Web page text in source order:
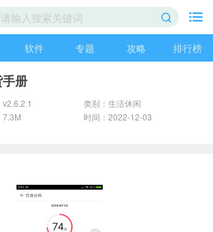
软件 专题 攻略 排行榜
册
v2.6.2.1
类别：生活休闲
7.3M
时间：2022-12-03